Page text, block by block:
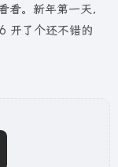
看。新年第一天，
开了个还不错的